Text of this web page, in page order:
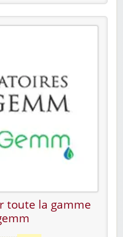
toute la gamme